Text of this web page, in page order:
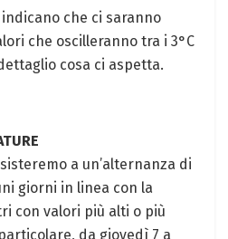
che ci saranno
che oscilleranno tra i 3°C
cosa ci aspetta.
a un’alternanza di
giorni in linea con la
con valori più alti o più
da giovedì 7 a